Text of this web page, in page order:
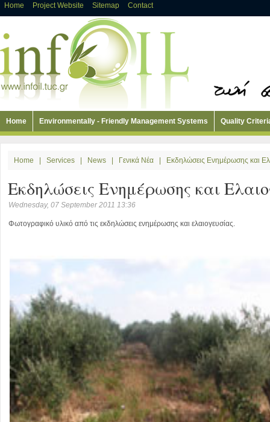
Home Project Website Sitemap Contact
Home Environmentally - Friendly Management Systems Quality
Home Services News Γενικά Νέα Εκδηλώσεις Ενημέρωσης και
Εκδηλώσεις Ενημέρωσης και
Wednesday, 07 September 2011 13:36
Φωτογραφικό υλικό από τις εκδηλώσεις ενημέρωσης και ελαιογευσίας.